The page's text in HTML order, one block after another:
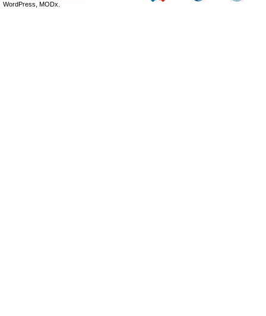
WordPress, MODx.